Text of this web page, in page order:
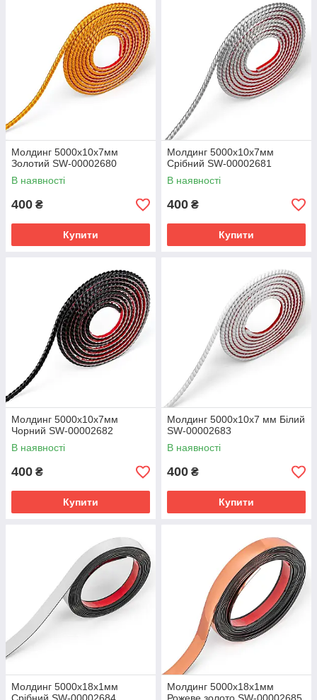
Молдинг 5000х10х7мм
Золотий SW-00002680
В наявності
400 ₴
Купити
Молдинг 5000х10х7мм
Срібний SW-00002681
В наявності
400 ₴
Купити
Молдинг 5000х10х7мм
Чорний SW-00002682
В наявності
400 ₴
Купити
Молдинг 5000х10х7 мм Білий
SW-00002683
В наявності
400 ₴
Купити
Молдинг 5000х18х1мм
Молдинг 5000х18х1мм